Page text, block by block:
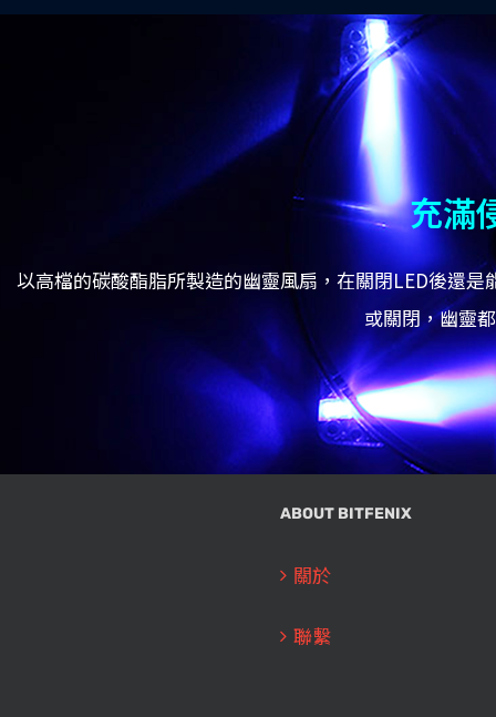
充滿
以高檔的碳酸酯脂所製造的幽靈風扇，在關閉LED後還
或關閉，幽靈
ABOUT BITFENIX
關於
聯繫